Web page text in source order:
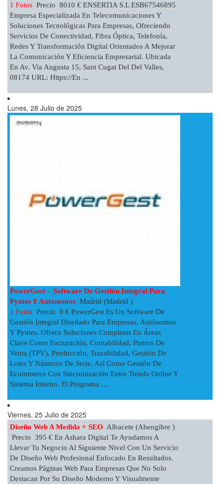
1 Fotos Precio 8010 € ENSERTIA S.L ESB67546895
Empresa Especializada En Telecomunicaciones Y
Soluciones Tecnológicas Para Empresas, Ofreciendo
Servicios De Conectividad, Fibra Óptica, Telefonía,
Redes Y Transformación Digital Orientados A Mejorar
La Comunicación Y Eficiencia Empresarial. Ubicada
En Av. Via Augusta 15, Sant Cugat Del Del Valles,
08174 URL: Https://en ...
Lunes, 28 Julio de 2025
PowerGest – Software De Gestión Integral Para
Pymes Y Autónomos Madrid (Madrid )
1 Fotos Precio 0 € PowerGest Es Un Software De
Gestión Integral Diseñado Para Empresas, Autónomos
Y Pymes. Ofrece Soluciones Completas En Áreas
Clave Como Facturación, Contabilidad, Puntos De
Venta (TPV), Producción, Trazabilidad, Gestión De
Lotes Y Números De Serie, Así Como Gestión De
Ecommerce Con Sincronización Entre Tienda Online Y
Sistema Interno. El Programa ...
Viernes, 25 Julio de 2025
Diseño Web A Medida + SEO Albacete (Abengibre )
Precio 395 € En Ashara Digital Te Ayudamos A
Llevar Tu Negocio Al Siguiente Nivel Con Un Servicio
De Diseño Web Profesional Enfocado En Resultados.
Creamos Páginas Web Para Empresas Que No Solo
Destacan Por Su Diseño Moderno Y Visualmente